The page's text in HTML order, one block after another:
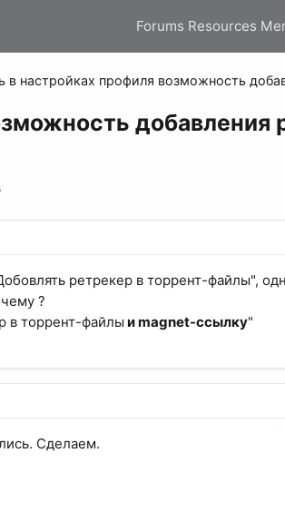
Forums Resources
в настройках профиля возможность
добавления
ретрекер в торрент-файлы",
?
в торрент-файлы и magnet-ссылку"
Сделаем.